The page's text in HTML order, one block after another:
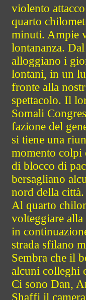
violento
quarto
minuti. Ampie
lontananza.
alloggiano i
lontani, in un
fronte alla
spettacolo. Il
Somali
fazione del
si tiene una
momento colpi
di blocco di
bersagliano
nord della città.
Al quarto
volteggiare alla
in
strada sfilano
Sembra che il
alcuni colleghi
Ci sono Dan,
Shaffi il